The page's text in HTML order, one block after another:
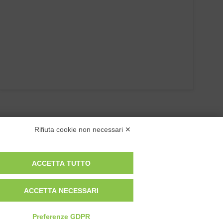
Privacy Policy
Modifica preferenze cookie
Rifiuta cookie non necessari ✕
ACCETTA TUTTO
ACCETTA NECESSARI
Preferenze GDPR